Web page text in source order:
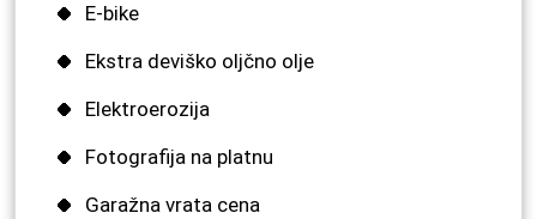
E-bike
Ekstra deviško oljčno olje
Elektroerozija
Fotografija na platnu
Garažna vrata cena